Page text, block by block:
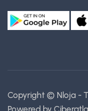
Copyright © Nloja -
Powered by